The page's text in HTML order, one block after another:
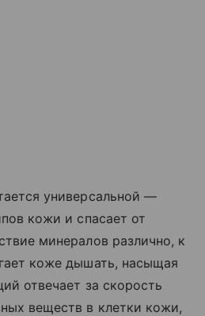
универсальной —
кожи и спасает от
минералов различно, к
коже дышать, насыщая
отвечает за скорость
веществ в клетки кожи,